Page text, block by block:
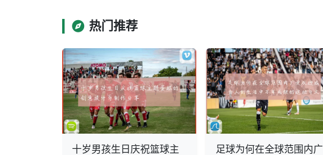
热门推荐
十岁男孩生日庆祝篮球主
足球为何在全球范围内广